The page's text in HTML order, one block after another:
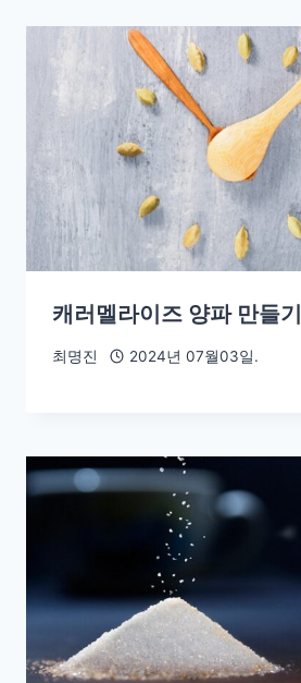
캐러멜라이즈 양파 만들기
최명진 2024년 07월03일.